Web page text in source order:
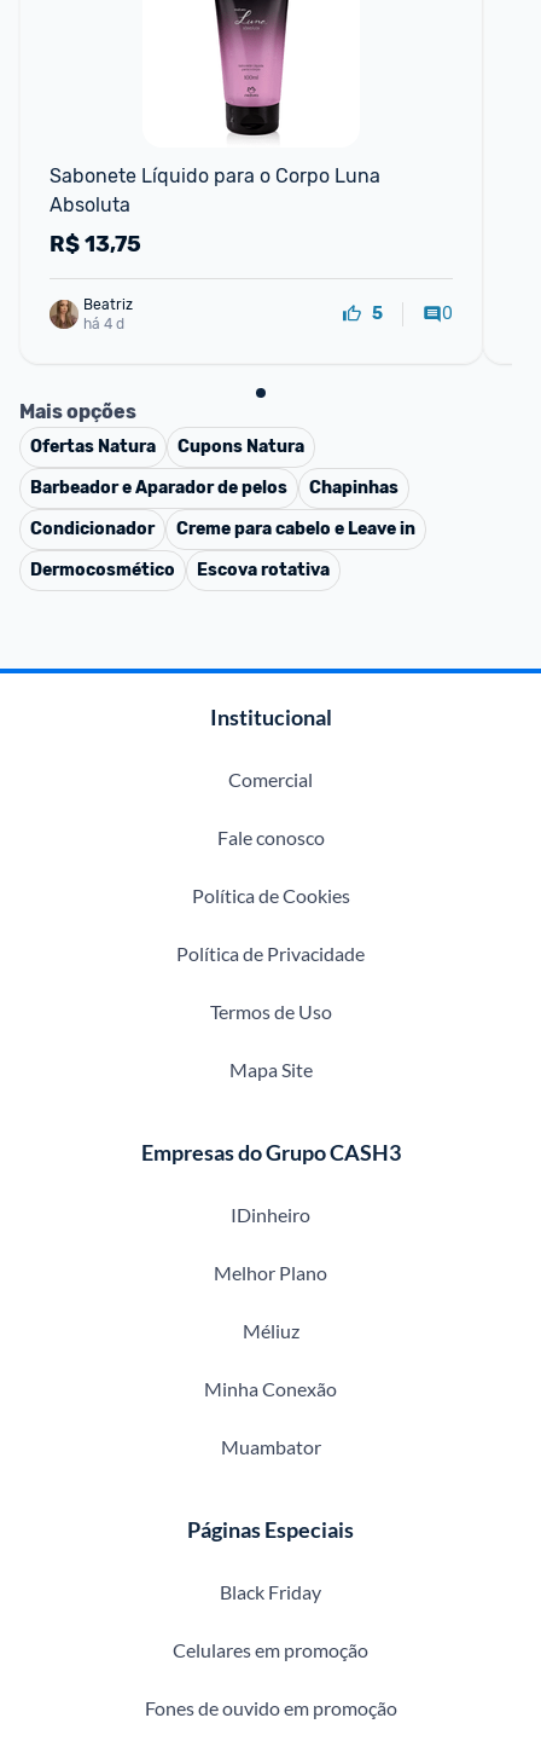
Sabonete Líquido para o Corpo Luna
Absoluta
R$13,75
Beatriz
há 4 d
5 0
Mais opções
Ofertas Natura Cupons Natura
Barbeador e Aparador de pelos
Chapinhas
Condicionador
Creme para cabelo e Leave in
Dermocosmético
Escova rotativa
Institucional
Comercial
Fale conosco
Política de Cookies
Política de Privacidade
Termos de Uso
Mapa Site
Empresas do Grupo CASH3
IDinheiro
Melhor Plano
Méliuz
Minha Conexão
Muambator
Páginas Especiais
Black Friday
Celulares em promoção
Fones de ouvido em promoção